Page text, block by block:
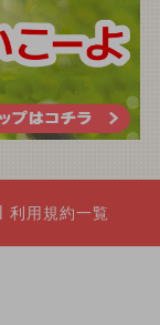
利用規約一覧